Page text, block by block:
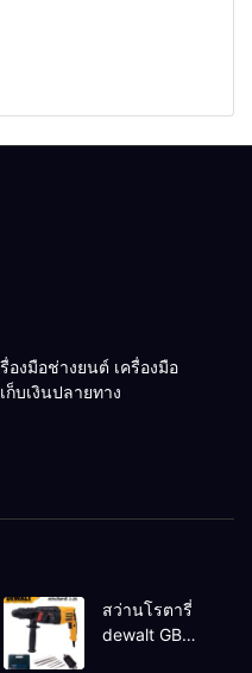
องมือช่างยนต์ เครื่องมือ
ก็บเงินปลายทาง
สว่านโรตารี่
dewalt GBH